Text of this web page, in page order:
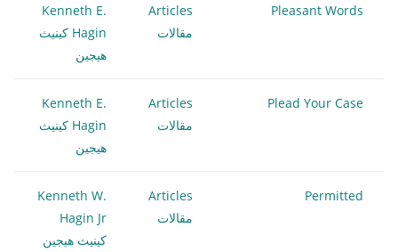
Pleasant Words
Articles
مقالات
Kenneth E.
Hagin كينيث
هيجين
Plead Your Case
Articles
مقالات
Kenneth E.
Hagin كينيث
هيجين
Permitted
Articles
مقالات
Kenneth W.
Hagin Jr
كينيث هيجين